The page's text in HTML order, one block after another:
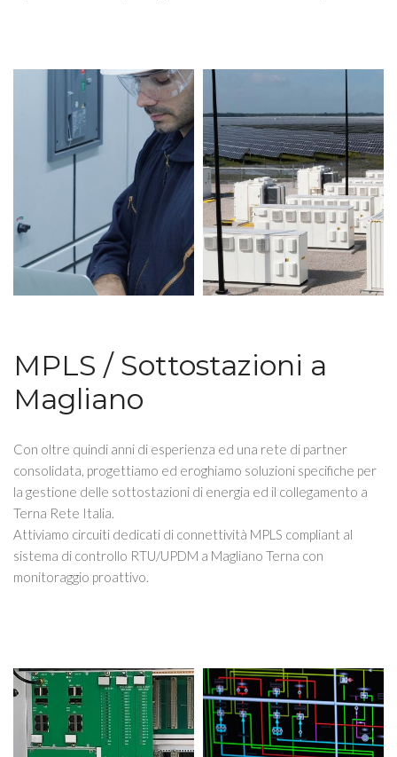
MPLS / Sottostazioni a
Magliano
Con oltre quindi anni di esperienza ed una rete di partner
consolidata, progettiamo ed eroghiamo soluzioni specifiche per
la gestione delle sottostazioni di energia ed il collegamento a
Terna Rete Italia.
Attiviamo circuiti dedicati di connettività MPLS compliant al
sistema di controllo RTU/UPDM a Magliano Terna con
monitoraggio proattivo.